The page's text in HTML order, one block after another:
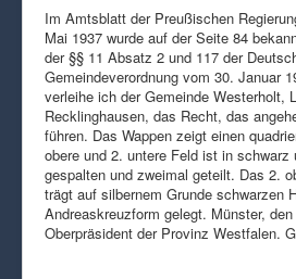
Im Amtsblatt der Preußischen
Mai 1937 wurde auf der Seite 84
der §§ 11 Absatz 2 und 117 der
Gemeindeverordnung vom 30. Januar
verleihe ich der Gemeinde Westerholt,
Recklinghausen, das Recht, das
führen. Das Wappen zeigt einen
obere und 2. untere Feld ist in schwarz
gespalten und zweimal geteilt. Das 2.
trägt auf silbernem Grunde schwarzen
Andreaskreuzform gelegt. Münster,
Oberpräsident der Provinz Westfalen.